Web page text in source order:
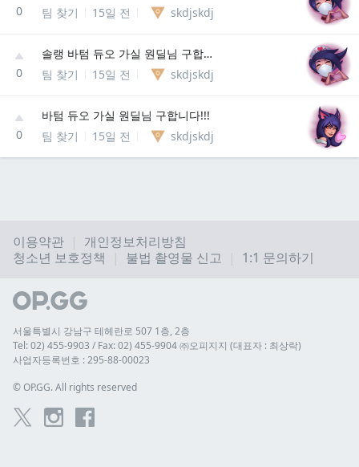
0
팀 찾기
15일 전 skdjskdj
0
솔랭 바텀 듀오 가실 원딜님 구합니다!
팀 찾기
15일 전 skdjskdj
0
바텀 듀오 가실 원딜님 구합니다!!!
팀 찾기
15일 전 skdjskdj
이용약관
개인정보처리방침
청소년 보호정책
불법 촬영물 신고 1:1 문의하기
서울특별시 강남구 테헤란로 507 1층, 2층
Tel: 02) 455-9903 / Fax: 02) 455-9904 ㈜오피지지 (대표자 : 최상락)
사업자등록번호 : 295-88-00023
© OP.GG. All rights reserved